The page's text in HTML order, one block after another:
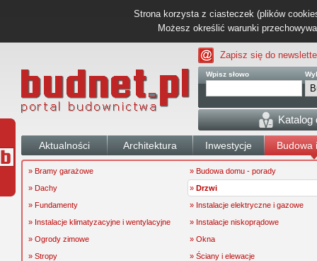
Strona korzysta z ciasteczek (plików
Możesz określić warunki
Zapisz się do
Wpisz słowo
Katalog
Aktualności Architektura Inwestycje Budowa
» Bramy garażowe
» Budowa domu - porady
» Dachy
» Drzwi
» Fundamenty
» Instalacje elektryczne i gazowe
» Instalacje klimatyzacyjne i wentylacyjne
» Instalacje niskoprądowe
» Ogrody zimowe
» Okna
» Stropy
» Ściany i elewacje